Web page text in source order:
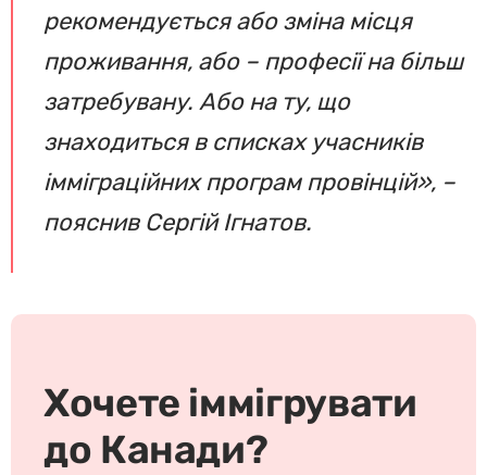
рекомендується або зміна місця
проживання, або – професії на більш
затребувану. Або на ту, що
знаходиться в списках учасників
імміграційних програм провінцій», –
пояснив Сергій Ігнатов.
Хочете іммігрувати
до Канади?